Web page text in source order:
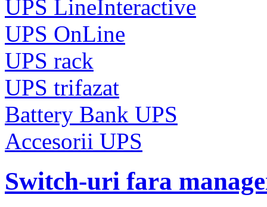
UPS LineInteractive
UPS OnLine
UPS rack
UPS trifazat
Battery Bank UPS
Accesorii UPS
Switch-uri fara